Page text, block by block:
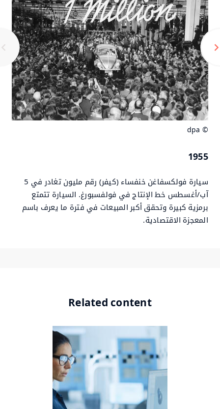
© dpa
1955
سيارة فولكسفاغن خنفساء (كيفر) رقم مليون تغادر في 5
آب/أغسطس خط الإنتاج في فولفسبورغ. السيارة تتمتع
برمزية كبيرة وتحقق أكبر المبيعات في فترة ما يعرف باسم
المعجزة الاقتصادية.
Related content